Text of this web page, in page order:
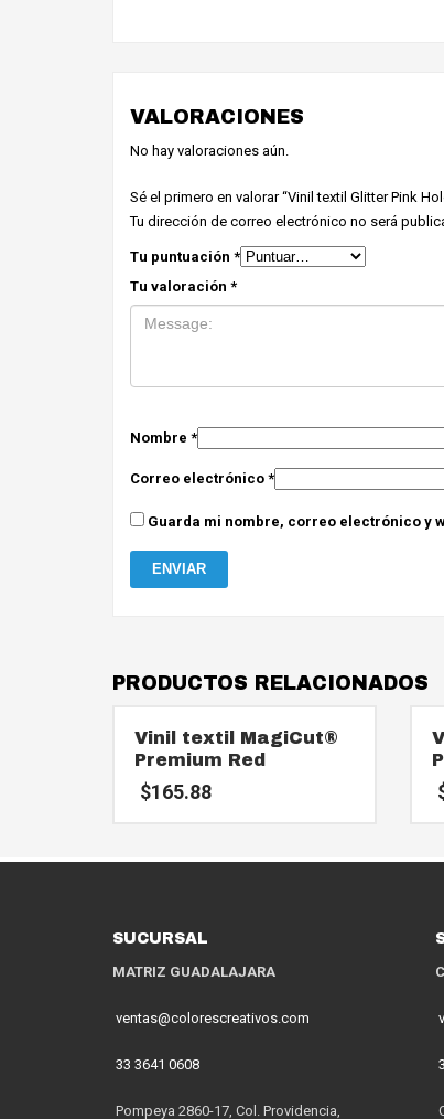
VALORACIONES
No hay valoraciones aún.
Sé el primero en valorar “Vinil textil Glitter Pink
Tu dirección de correo electrónico no será
Tu puntuación *
Tu valoración *
Nombre *
Correo electrónico *
Guarda mi nombre, correo electrónico y
PRODUCTOS RELACIONADOS
Vinil textil MagiCut®
Premium Red
$165.88
SUCURSAL
MATRIZ GUADALAJARA
ventas@colorescreativos.com
33 3641 0608
Pompeya 2860-17, Col. Providencia,